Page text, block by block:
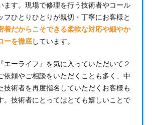
ます。現場で修理を行う技術者やコール
フひとりひとりが親切・丁寧にお客様と
着だからこそできる柔軟な対応や細やか
ーを徹底しています。
エーライフ』を気に入っていただいて２
依頼やご相談をいただくことも多く、中
技術者を再度指名していただくお客様も
。技術者にとってはとても嬉しいことで